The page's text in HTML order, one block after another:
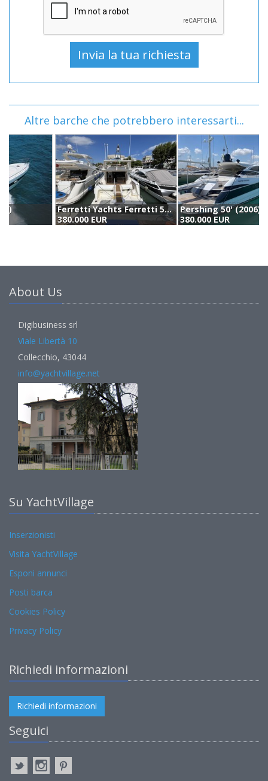
Altre barche che potrebbero interessarti...
Ferretti Yachts Ferretti 530 (2002)
380.000 EUR
Pershing 50' (2006)
380.000 EUR
About Us
Digibusiness srl
Viale Libertà 10
Collecchio, 43044
info@yachtvillage.net
Su YachtVillage
Inserzionisti
Visita YachtVillage
Esponi annunci
Posti barca
Cookies Policy
Privacy Policy
Richiedi informazioni
Richiedi informazioni
Seguici